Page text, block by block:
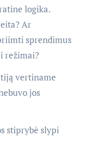
logika.
Ar
sprendimus
režimai?
vertiname
jos
stiprybė slypi